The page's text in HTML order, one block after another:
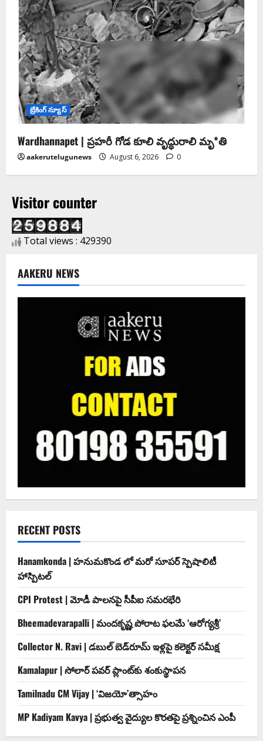
బ్రేకింగ్ న్యూస్
Wardhannapet | ప్రహరీ గోడ కూలి వృద్ధురాలి మృ*తి
aakerutelugunews August 6, 2026 0
Visitor counter
Total views : 429390
AAKERU NEWS
RECENT POSTS
Hanamkonda | హనుమకొండ లో మరో సూపర్ స్పెషాలిటీ
హాస్పిటల్
CPI Protest | మోడీ పాలనపై సీపీఐ సమరభేరి
Bheemadevarapalli | మందకృష్ణ పోరాట ఫలమే ‘ఆరోగ్యశ్రీ’
Collector N. Ravi | డబుల్ బెడ్‌రూమ్ ఇళ్లపై కలెక్టర్ సమీక్ష
Kamalapur | సోలార్ పవర్ ప్లాంట్‌కు శంకుస్థాపన
Tamilnadu CM Vijay | ‘విజయో’త్సాహం
MP Kadiyam Kavya | ప్రభుత్వ వైద్యుల కొరతపై ప్రశ్నించిన ఎంపీ